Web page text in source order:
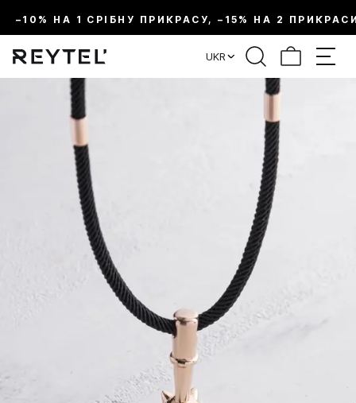
–10% НА 1 СРІБНУ ПРИКРАСУ, –15% НА 2
UKR